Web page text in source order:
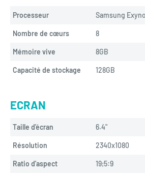
Processeur Samsung
Nombre de cœurs 8
Mémoire vive 8GB
Capacité de stockage 128GB
ECRAN
Taille d'écran 6.4"
Résolution 2340x1080
Ratio d'aspect 19;5:9